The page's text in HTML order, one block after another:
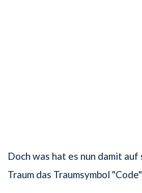
Doch was hat es nun damit auf
Traum das Traumsymbol